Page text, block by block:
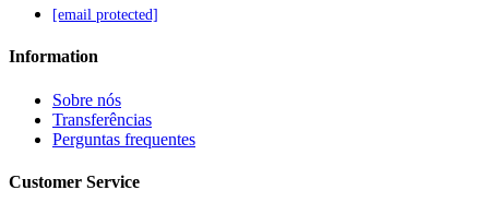
[email protected]
Information
Sobre nós
Transferências
Perguntas frequentes
Customer Service